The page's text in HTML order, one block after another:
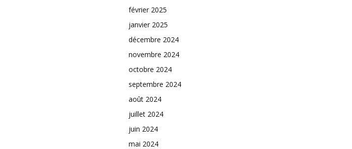
février 2025
janvier 2025
décembre 2024
novembre 2024
octobre 2024
septembre 2024
août 2024
juillet 2024
juin 2024
mai 2024